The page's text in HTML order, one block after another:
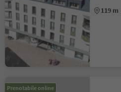
119 m
Prenotabile online